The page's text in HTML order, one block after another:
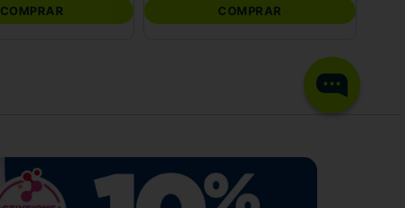
COMPRAR COMPRAR